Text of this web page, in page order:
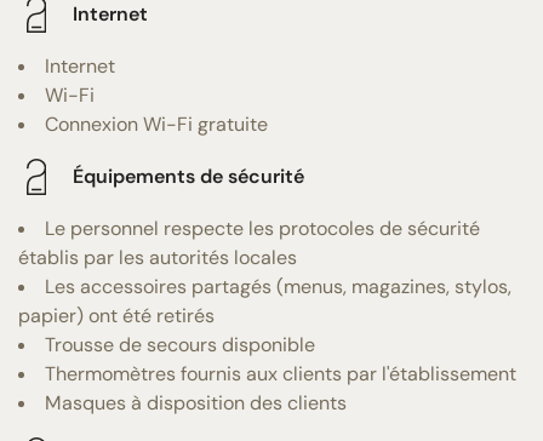
Internet
Internet
Wi-Fi
Connexion Wi-Fi gratuite
Équipements de sécurité
Le personnel respecte les protocoles de sécurité
établis par les autorités locales
Les accessoires partagés (menus, magazines, stylos,
papier) ont été retirés
Trousse de secours disponible
Thermomètres fournis aux clients par l'établissement
Masques à disposition des clients